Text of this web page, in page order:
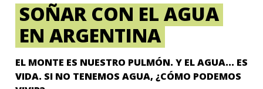
SOÑAR CON EL AGUA
EN ARGENTINA
EL MONTE ES NUESTRO PULMÓN. Y EL AGUA... ES
VIDA. SI NO TENEMOS AGUA, ¿CÓMO PODEMOS